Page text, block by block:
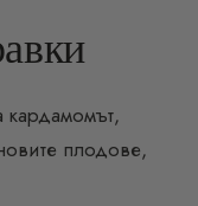
кардамомът,
плодове,